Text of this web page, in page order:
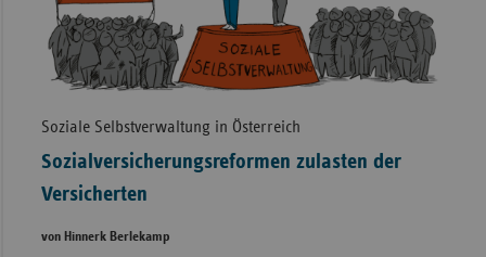
Soziale Selbstverwaltung in Österreich
Sozialversicherungsreformen zulasten der
Versicherten
von Hinnerk Berlekamp